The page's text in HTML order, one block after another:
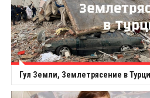
Гул Земли, Землетрясение в